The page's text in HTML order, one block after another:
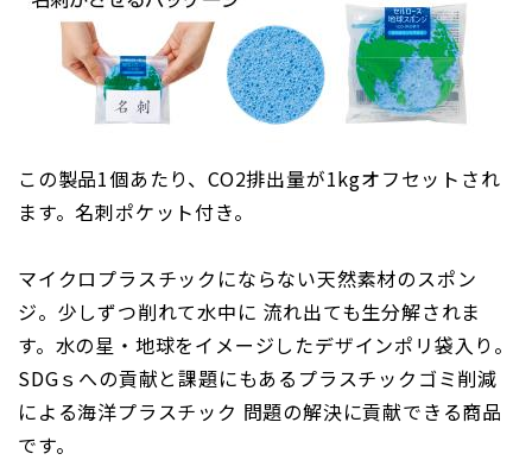
この製品1個あたり、CO2排出量が1kgオフセットされ
ます。名刺ポケット付き。
マイクロプラスチックにならない天然素材のスポン
ジ。少しずつ削れて水中に 流れ出ても生分解されま
す。水の星・地球をイメージしたデザインポリ袋入り。
SDGｓへの貢献と課題にもあるプラスチックゴミ削減
による海洋プラスチック 問題の解決に貢献できる商品
です。